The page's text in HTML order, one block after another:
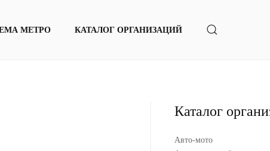
МЕТРО КАТАЛОГ ОРГАНИЗАЦИЙ
Каталог
Авто-мото